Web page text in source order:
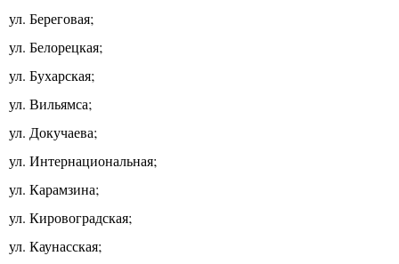
ул. Береговая;
ул. Белорецкая;
ул. Бухарская;
ул. Вильямса;
ул. Докучаева;
ул. Интернациональная;
ул. Карамзина;
ул. Кировоградская;
ул. Каунасская;